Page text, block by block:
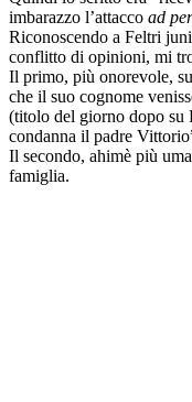
imbarazzo l’attacco ad
Riconoscendo a Feltri
conflitto di opinioni, mi
Il primo, più onorevole,
che il suo cognome
(titolo del giorno dopo su
condanna il padre
Il secondo, ahimè più
famiglia.